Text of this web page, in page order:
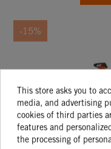
-15%
This store asks you to
media, and advertising
cookies of third parties
features and
the processing of